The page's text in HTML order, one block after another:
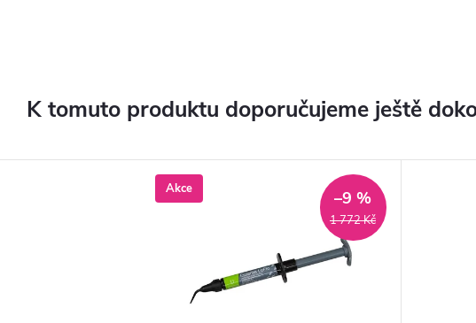
K tomuto produktu doporučujeme ještě
Akce
1 772 Kč
–9 %